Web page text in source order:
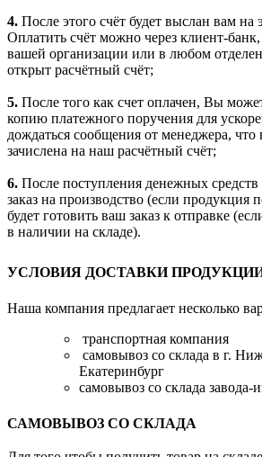
4. После этого счёт будет выслан вам на
Оплатить счёт можно через клиент-
вашей организации или в любом
открыт расчётный счёт;
5. После того как счет оплачен, Вы
копию платежного поручения для
дождаться сообщения от менеджера, что
зачислена на наш расчётный счёт;
6. После поступления денежных
заказ на производство (если продукция
будет готовить ваш заказ к отправке
в наличии на складе).
УСЛОВИЯ ДОСТАВКИ
Наша компания предлагает несколько
транспортная компания
самовывоз со склада в г.
Екатеринбург
самовывоз со склада завода-
САМОВЫВОЗ СО СКЛАДА